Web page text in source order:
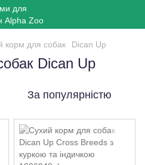
корм для собак Dican Up
Dican Up
За популярністю